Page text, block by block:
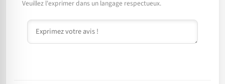
Veuillez l'exprimer dans un langage respectueux.
Commentaire